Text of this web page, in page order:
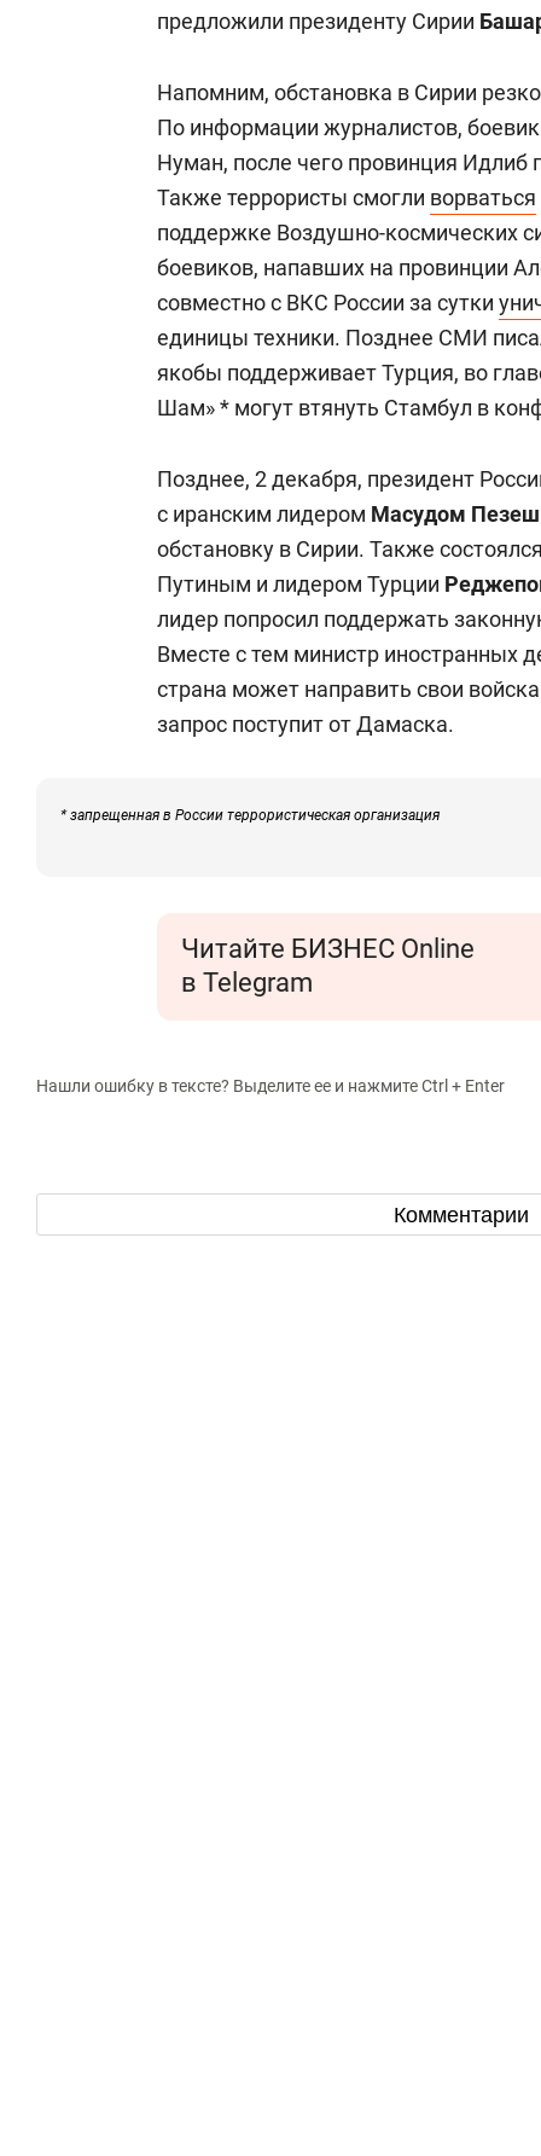
предложили президенту Сирии
Напомним, обстановка в Сирии
По информации журналистов,
Нуман, после чего провинция Идлиб
Также террористы смогли ворваться
поддержке Воздушно-космических
боевиков, напавших на провинции
совместно с ВКС России за сутки
единицы техники. Позднее СМИ
якобы поддерживает Турция, во
Шам» * могут втянуть Стамбул в
Позднее, 2 декабря, президент
с иранским лидером Масудом
обстановку в Сирии. Также
Путиным и лидером Турции
лидер попросил поддержать
Вместе с тем министр иностранных
страна может направить свои
запрос поступит от Дамаска.
* запрещенная в России террористическая организация
Читайте БИЗНЕС Online
в Telegram
Нашли ошибку в тексте? Выделите ее и нажмите Ctrl + Enter
Комментарии